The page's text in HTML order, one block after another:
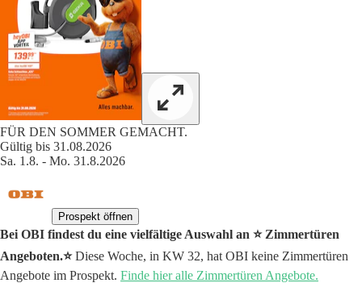
FÜR DEN SOMMER GEMACHT.
Gültig bis 31.08.2026
Sa. 1.8. - Mo. 31.8.2026
Prospekt öffnen
Bei OBI findest du eine vielfältige Auswahl an ⭐️ Zimmertüren
Angeboten.⭐️Diese Woche, in KW 32, hat OBI keine Zimmertüren
Angebote im Prospekt. Finde hier alle Zimmertüren Angebote.